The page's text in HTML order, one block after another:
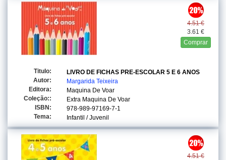
4.51 €
3.61 €
Comprar
Titulo:
LIVRO DE FICHAS PRE-ESCOLAR 5 E 6 ANOS
Autor:
Margarida Teixeira
Editora:
Maquina De Voar
Coleção::
Extra Maquina De Voar
ISBN:
978-989-97169-7-1
Tema:
Infantil / Juvenil
4.51 €